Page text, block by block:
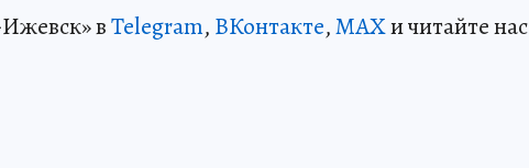
вTelegram, ВКонтакте,МАХи читайте нас